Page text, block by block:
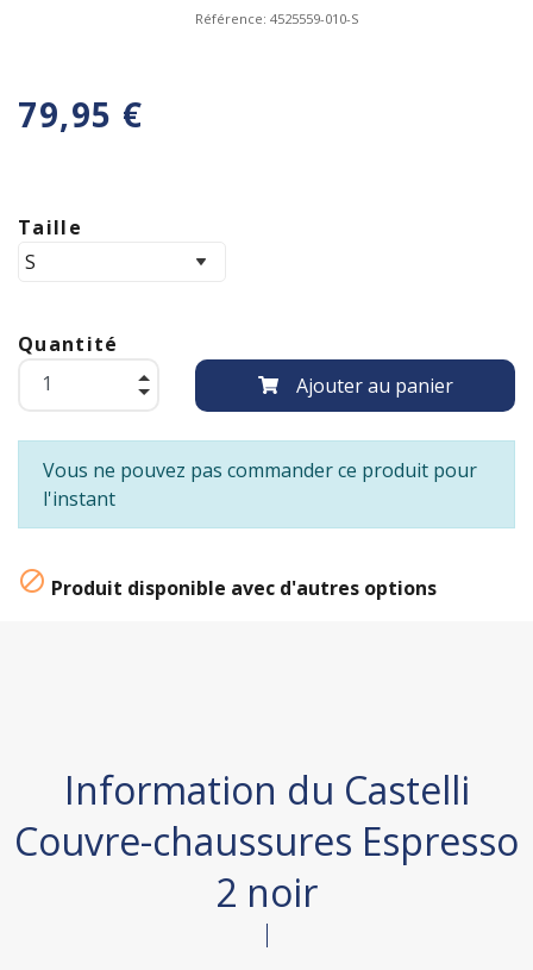
Référence:4525559-010-S
79,95 €
Taille
Quantité
Ajouter au panier
Vous ne pouvez pas commander ce produit pour
l'instant
 Produit disponible avec d'autres options
Information du Castelli
Couvre-chaussures Espresso
2 noir